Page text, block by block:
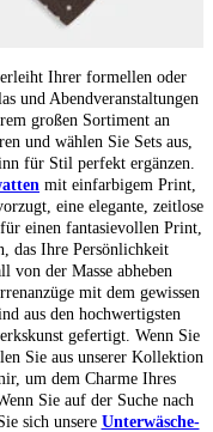
Akzente
Ihrer formellen oder
und Abendveranstaltungen
großen Sortiment an
und wählen Sie Sets aus,
für Stil perfekt ergänzen.
mit einfarbigem Print,
eine elegante, zeitlose
einen fantasievollen Print,
das Ihre Persönlichkeit
von der Masse abheben
mit dem gewissen
aus den hochwertigsten
gefertigt. Wenn Sie
Sie aus unserer Kollektion
um dem Charme Ihres
Sie auf der Suche nach
sich unsere Unterwäsche-